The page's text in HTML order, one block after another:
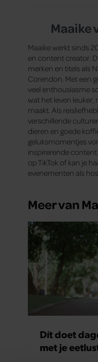
Maaike
Maaike werkt sinds
en content creator.
merken en titels als
Corendon. Met een
veel enthousiasme
wat het leven leuker,
maakt. Als
verschillende
dieren en goede
geluksmomentjes
inspirerende
op TikTok of kan je
evenementen als
Meer van
Dít doet
met je